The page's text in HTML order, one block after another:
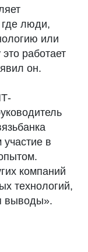
люди,
или
работает
он.
в
компаний
технологий,
выводы».